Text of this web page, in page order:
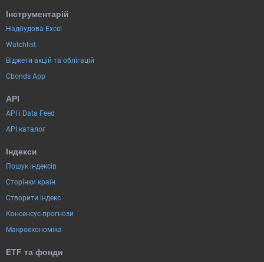
Інструментарій
Надбудова Excel
Watchlist
Віджети акцій та облігацій
Cbonds App
API
API і Data Feed
API каталог
Індекси
Пошук індексів
Сторінки країн
Створити індекс
Консенсус-прогнози
Макроекономіка
ETF та фонди